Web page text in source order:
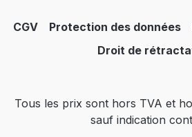
CGV Protection des données
Droit de
Tous les prix sont hors TVA et
sauf indication